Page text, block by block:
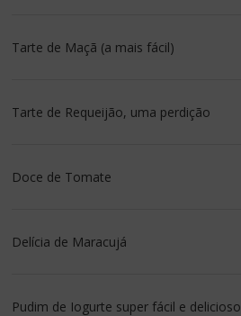
Tarte de Maçã (a mais fácil)
Tarte de Requeijão, uma perdição
Doce de Tomate
Delícia de Maracujá
Pudim de Iogurte super fácil e delicioso